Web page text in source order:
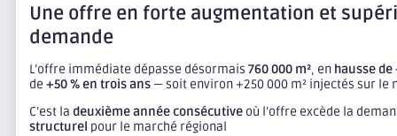
Une offre en forte augmentation et
demande
L’offre immédiate dépasse désormais 760 000 m², en hausse de
de +50 % en trois ans — soit environ +250 000 m² injectés sur le
C’est la deuxième année consécutive où l’offre excède la
structurel pour le marché régional